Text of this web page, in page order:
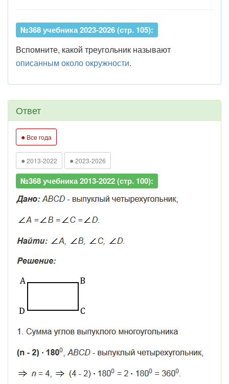
№368 учебника 2023-2026 (стр. 105):
Вспомните, какой треугольник называют
описанным около окружности.
Ответ
● Все года
● 2013-2022 ● 2023-2026
№368 учебника 2013-2022 (стр. 100):